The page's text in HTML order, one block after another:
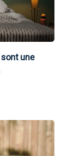
une